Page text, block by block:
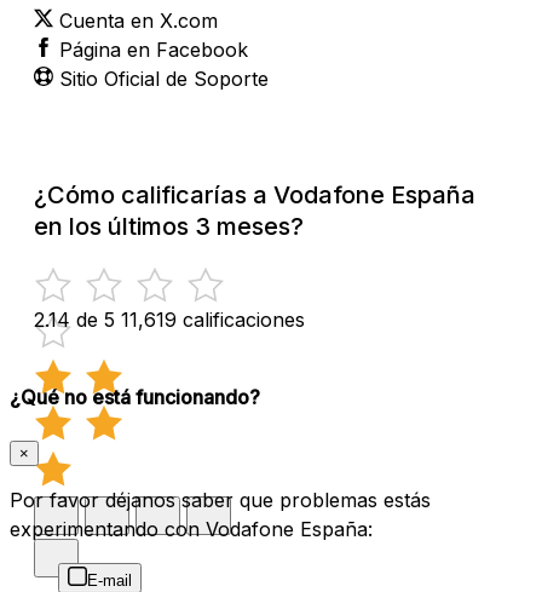
Cuenta en X.com
Página en Facebook
Sitio Oficial de Soporte
¿Cómo calificarías a Vodafone España
en los últimos 3 meses?
2.14 de 5 11,619 calificaciones
¿Qué no está funcionando?
×
Por favor déjanos saber que problemas estás
experimentando con Vodafone España:
E-mail